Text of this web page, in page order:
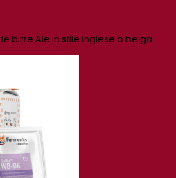
birre Ale in stile inglese o belga